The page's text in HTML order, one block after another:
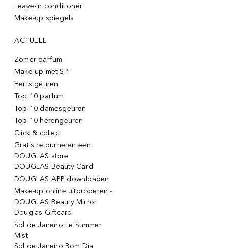
Leave-in conditioner
Make-up spiegels
ACTUEEL
Zomer parfum
Make-up met SPF
Herfstgeuren
Top 10 parfum
Top 10 damesgeuren
Top 10 herengeuren
Click & collect
Gratis retourneren een
DOUGLAS store
DOUGLAS Beauty Card
DOUGLAS APP downloaden
Make-up online uitproberen -
DOUGLAS Beauty Mirror
Douglas Giftcard
Sol de Janeiro Le Summer
Mist
Sol de Janeiro Bom Dia